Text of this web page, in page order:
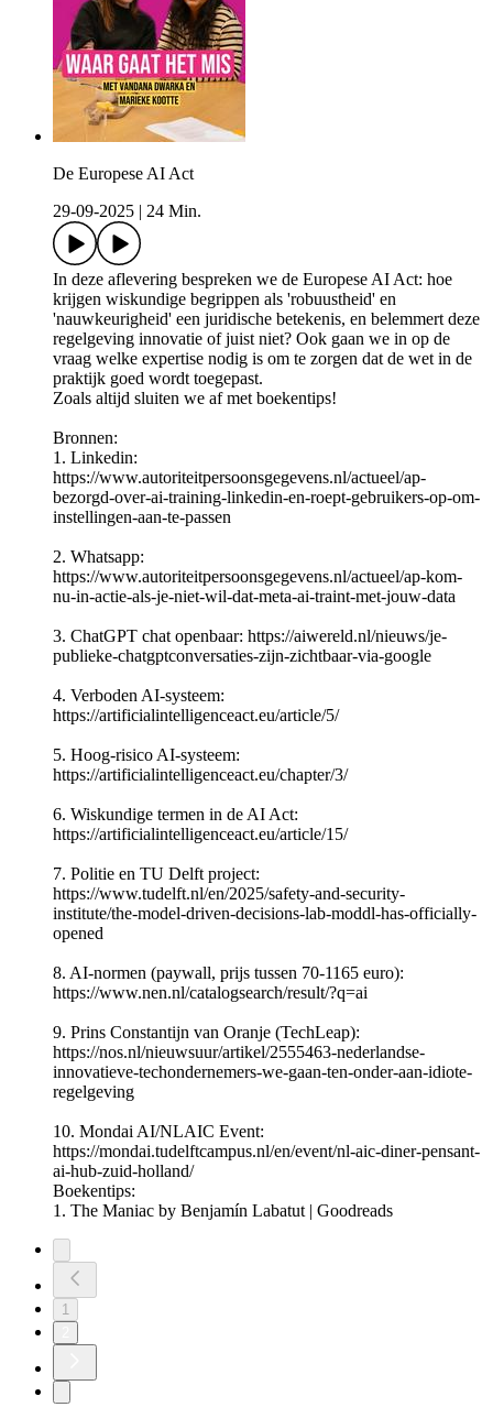
De Europese AI Act
29-09-2025
24 Min.
In deze aflevering bespreken we de Europese AI Act: hoe
krijgen wiskundige begrippen als 'robuustheid' en
'nauwkeurigheid' een juridische betekenis, en belemmert deze
regelgeving innovatie of juist niet? Ook gaan we in op de
vraag welke expertise nodig is om te zorgen dat de wet in de
praktijk goed wordt toegepast.
Zoals altijd sluiten we af met boekentips!
Bronnen:
1. Linkedin:
https://www.autoriteitpersoonsgegevens.nl/actueel/ap-
bezorgd-over-ai-training-linkedin-en-roept-gebruikers-op-om-
instellingen-aan-te-passen
2. Whatsapp:
https://www.autoriteitpersoonsgegevens.nl/actueel/ap-kom-
nu-in-actie-als-je-niet-wil-dat-meta-ai-traint-met-jouw-data
3. ChatGPT chat openbaar: https://aiwereld.nl/nieuws/je-
publieke-chatgptconversaties-zijn-zichtbaar-via-google
4. Verboden AI-systeem:
https://artificialintelligenceact.eu/article/5/
5. Hoog-risico AI-systeem:
https://artificialintelligenceact.eu/chapter/3/
6. Wiskundige termen in de AI Act:
https://artificialintelligenceact.eu/article/15/
7. Politie en TU Delft project:
https://www.tudelft.nl/en/2025/safety-and-security-
institute/the-model-driven-decisions-lab-moddl-has-officially-
opened
8. AI-normen (paywall, prijs tussen 70-1165 euro):
https://www.nen.nl/catalogsearch/result/?q=ai
9. Prins Constantijn van Oranje (TechLeap):
https://nos.nl/nieuwsuur/artikel/2555463-nederlandse-
innovatieve-techondernemers-we-gaan-ten-onder-aan-idiote-
regelgeving
10. Mondai AI/NLAIC Event:
https://mondai.tudelftcampus.nl/en/event/nl-aic-diner-pensant-
ai-hub-zuid-holland/
Boekentips:
1. The Maniac by Benjamín Labatut | Goodreads
1